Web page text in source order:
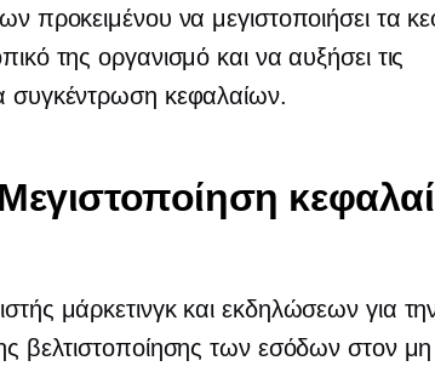
προκειμένου να μεγιστοποιήσει τα
της οργανισμό και να αυξήσει τις
συγκέντρωση κεφαλαίων.
μάρκετινγκ και εκδηλώσεων για
βελτιστοποίησης των εσόδων στον μη